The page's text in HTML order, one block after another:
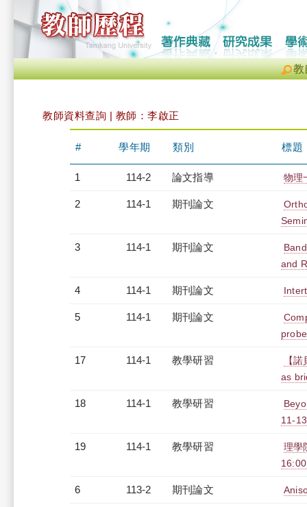
教
教師資料查詢 | 教師：李啟正
# 學年期 類別 標題
1 114-2 論文指導 物理
2 114-1 期刊論文
3 114-1 期刊論文
and
4 114-1 期刊論文
5 114-1 期刊論文
17 114-1 教學研習
【
as
18 114-1 教學研習
11-
19 114-1 教學研習
理學
6 113-2 期刊論文